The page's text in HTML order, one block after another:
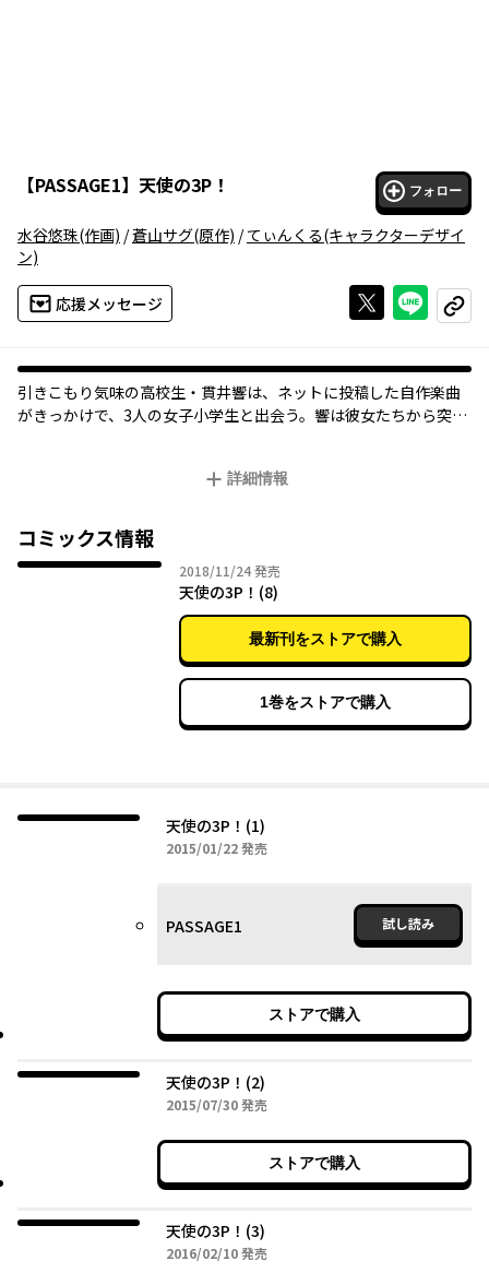
【PASSAGE1】 天使の3P！ フォロー
水谷悠珠(作画) /蒼山サグ(原作) /てぃんくる(キャラクターデザイ
ン)
応援メッセージ Xで投稿する
ライン
コピー
引きこもり気味の高校生・貫井響は、ネットに投稿した自作楽曲
がきっかけで、3人の女子小学生と出会う。響は彼女たちから突然
贈る、ロリポップ・コメディをコミカライズ！
詳細情報
コミックス情報
2018/11/242018年11月24日
発売
天使の3P！(8)
最新刊をストアで購入
1巻をストアで購入
天使の3P！(1)
2015/01/222015年01月22日
発売
PASSAGE1 試し読み
ストアで購入
天使の3P！(2)
2015/07/302015年07月30日
発売
ストアで購入
天使の3P！(3)
2016/02/102016年02月10日
発売